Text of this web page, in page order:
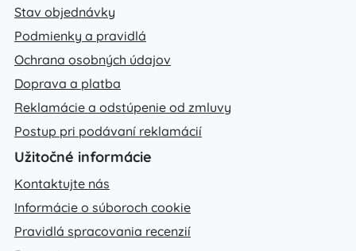
Stav objednávky
Podmienky a pravidlá
Ochrana osobných údajov
Doprava a platba
Reklamácie a odstúpenie od zmluvy
Postup pri podávaní reklamácií
Užitočné informácie
Kontaktujte nás
Informácie o súboroch cookie
Pravidlá spracovania recenzií